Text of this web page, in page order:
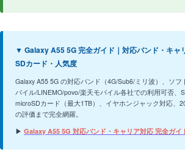
▼ Galaxy A55 5G 完全ガイド｜対応バンド・キャ
SDカード・人気度
Galaxy A55 5G の対応バンド（4G/Sub6/ミリ波）、ソ
バイル/LINEMO/povo/楽天モバイル各社での利用可否、
microSDカード（最大1TB）、イヤホンジャック対応、
の評価まで完全網羅。
▶ Galaxy A55 5G 対応バンド・キャリア対応 完全ガイ